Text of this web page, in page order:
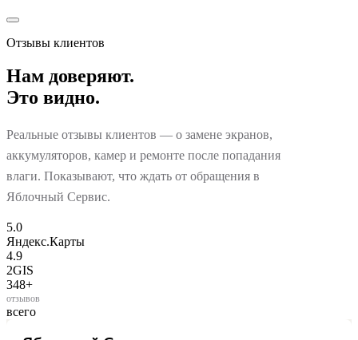
Отзывы клиентов
Нам доверяют.
Это видно.
Реальные отзывы клиентов — о замене экранов,
аккумуляторов, камер и ремонте после попадания
влаги. Показывают, что ждать от обращения в
Яблочный Сервис.
5.0
Яндекс.Карты
4.9
2GIS
348+
отзывов
всего